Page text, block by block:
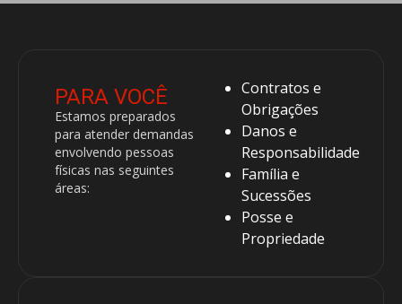
PARA VOCÊ
Estamos preparados
para atender demandas
envolvendo pessoas
físicas nas seguintes
áreas:
Contratos e
Obrigações
Danos e
Responsabilidade
Família e
Sucessões
Posse e
Propriedade